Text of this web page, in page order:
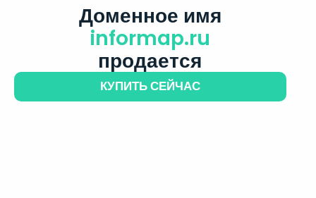
Доменное имя
informap.ru
продается
КУПИТЬ СЕЙЧАС